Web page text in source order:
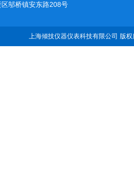
区邬桥镇安东路208号
上海倾技仪器仪表科技有限公司 版